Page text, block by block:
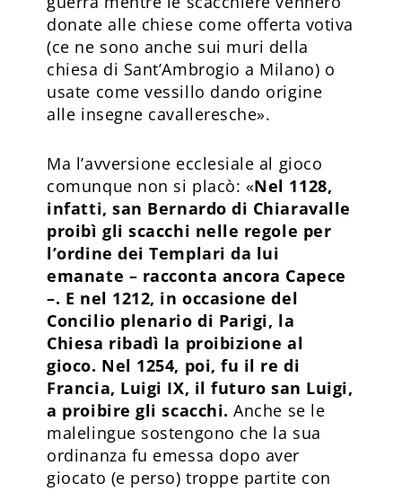
donate alle chiese come offerta votiva
(ce ne sono anche sui muri della
chiesa di Sant’Ambrogio a Milano) o
usate come vessillo dando origine
alle insegne cavalleresche».
Ma l’avversione ecclesiale al gioco
comunque non si placò: «Nel 1128,
infatti, san Bernardo di Chiaravalle
proibì gli scacchi nelle regole per
l’ordine dei Templari da lui
emanate – racconta ancora Capece
–. E nel 1212, in occasione del
Concilio plenario di Parigi, la
Chiesa ribadì la proibizione al
gioco. Nel 1254, poi, fu il re di
Francia, Luigi IX, il futuro san Luigi,
a proibire gli scacchi. Anche se le
malelingue sostengono che la sua
ordinanza fu emessa dopo aver
giocato (e perso) troppe partite con